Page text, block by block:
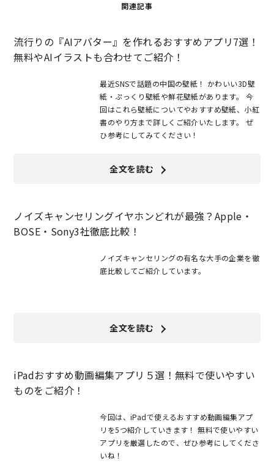
関連記事
流行りの『AIアバター』を作れるおすすめアプリ7選！
無料やAIイラストも合わせてご紹介！
最近SNSで話題の中国の壁紙！ かわいい3D壁
紙・ぷっくり壁紙や鮮花壁紙があります。 今
回はこれら壁紙についてやおすすめ壁紙、小紅
書のやり方まで詳しくご紹介いたします。 ぜ
ひ参考にしてみてください！
全文を読む
ノイズキャンセリングイヤホンどれが最強？Apple・
BOSE・Sony3社徹底比較！
ノイズキャンセリングの有名な大手の企業を徹
底比較してご紹介しています。
全文を読む
iPadおすすめ動画編集アプリ５選！無料で使いやすい
ものをご紹介！
今回は、iPadで使えるおすすめ動画編集アプ
リを5つ紹介していきます！ 無料で使いやすい
アプリを厳選したので、ぜひ参考にしてくださ
いね！